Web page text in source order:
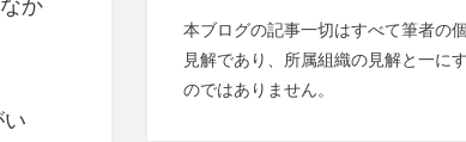
か
本ブログの記事一切はすべて筆者の
見解であり、所属組織の見解と一に
のではありません。